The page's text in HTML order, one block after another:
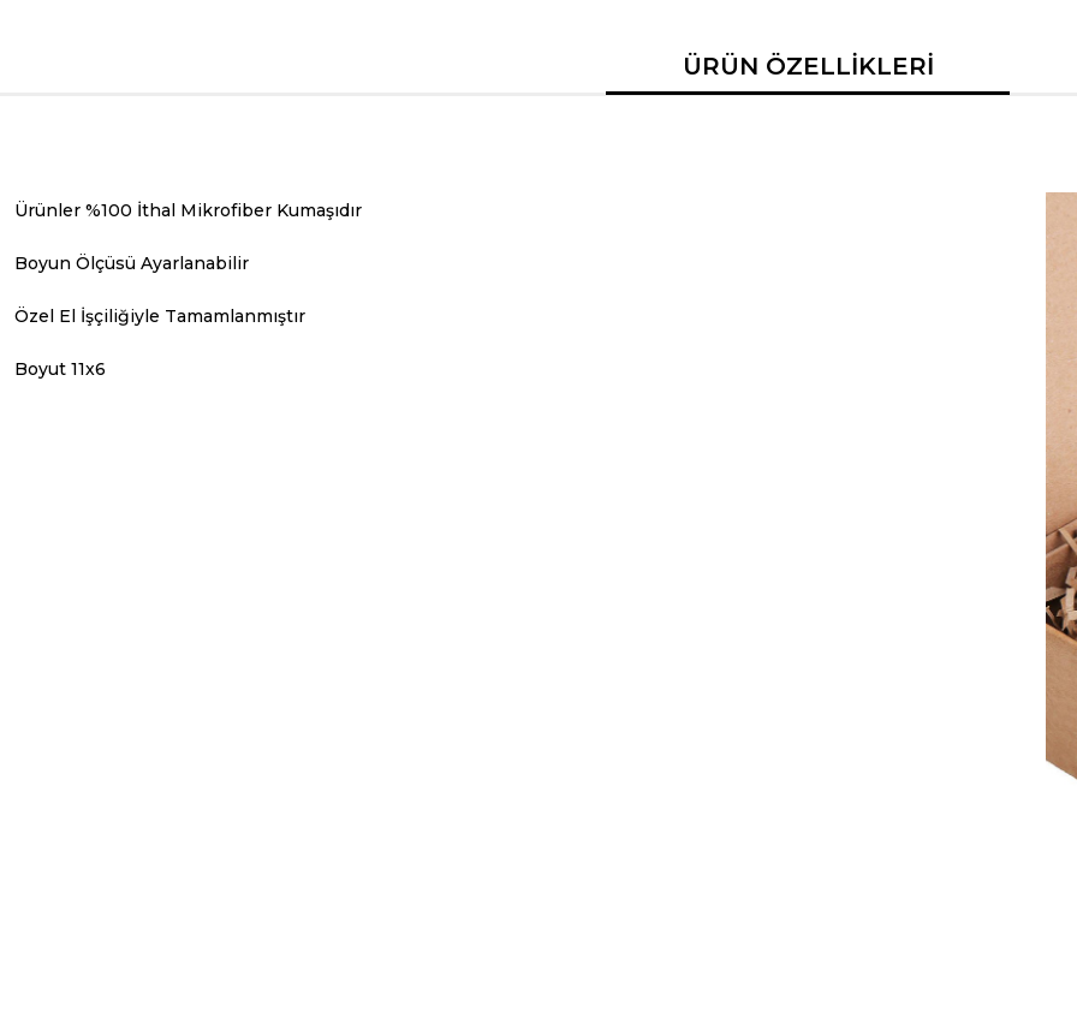
ÜRÜN ÖZELLİKLERİ
Ürünler %100 İthal Mikrofiber Kumaşıdır
Boyun Ölçüsü Ayarlanabilir
Özel El İşçiliğiyle Tamamlanmıştır
Boyut 11x6